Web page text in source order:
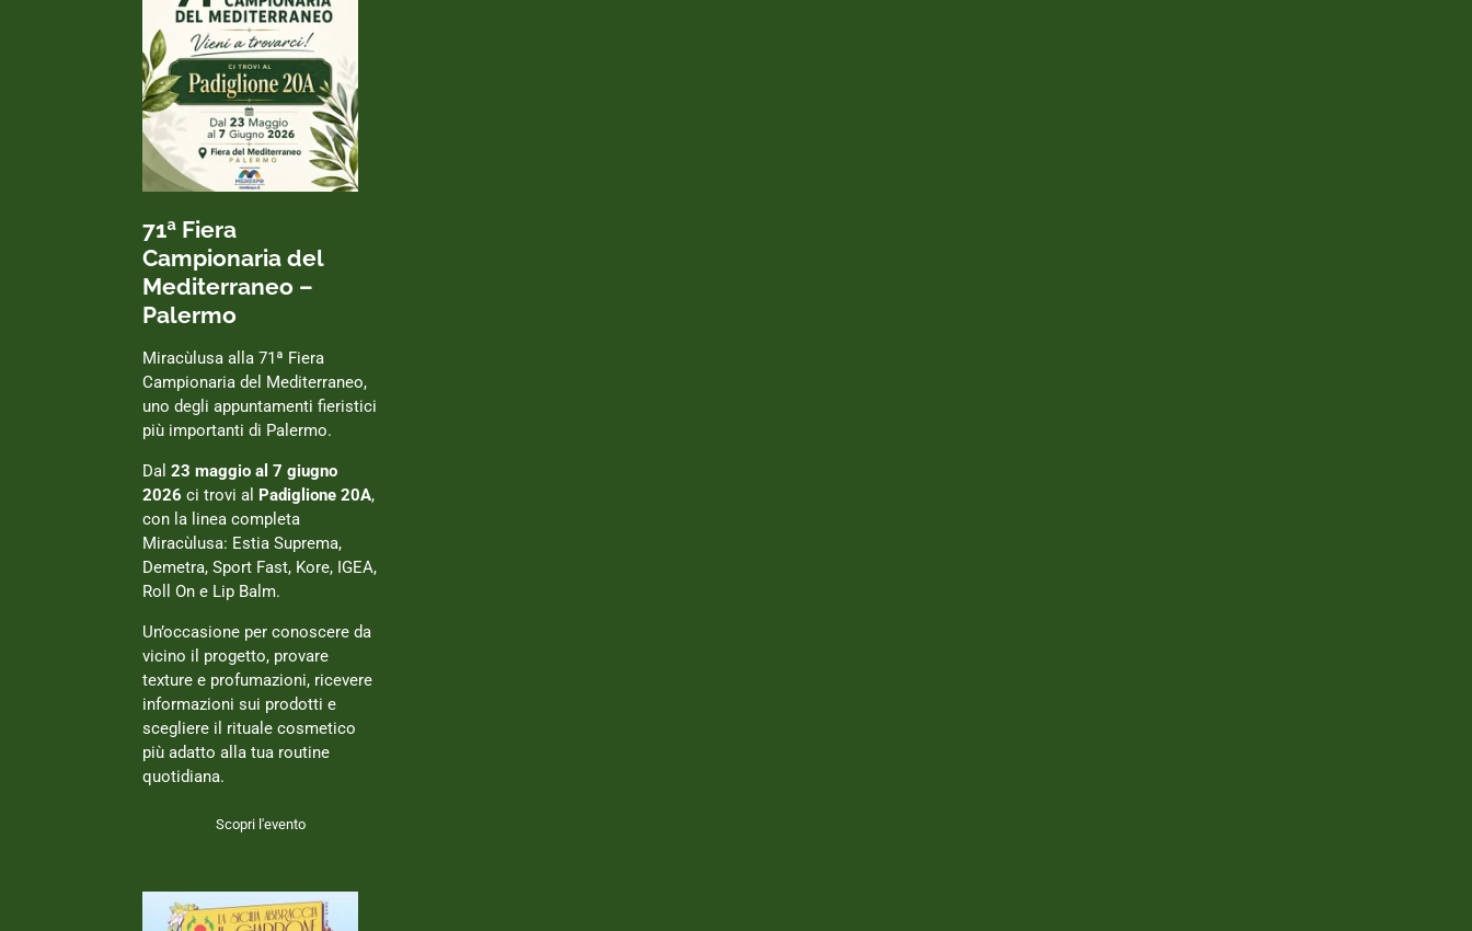
71ª Fiera
Campionaria del
Mediterraneo –
Palermo
Miracùlusa alla 71ª Fiera
Campionaria del Mediterraneo,
uno degli appuntamenti fieristici
più importanti di Palermo.
Dal 23 maggio al 7 giugno
2026 ci trovi al Padiglione 20A,
con la linea completa
Miracùlusa: Estia Suprema,
Demetra, Sport Fast, Kore, IGEA,
Roll On e Lip Balm.
Un’occasione per conoscere da
vicino il progetto, provare
texture e profumazioni, ricevere
informazioni sui prodotti e
scegliere il rituale cosmetico
più adatto alla tua routine
quotidiana.
Scopri l'evento